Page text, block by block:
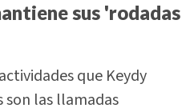
sus 'rodadas
que Keydy
son las llamadas